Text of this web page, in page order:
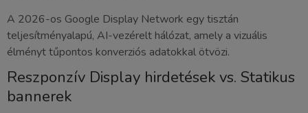
A 2026-os Google Display Network egy tisztán
teljesítményalapú, AI-vezérelt hálózat, amely a vizuális
élményt tűpontos konverziós adatokkal ötvözi.
Reszponzív Display hirdetések vs. Statikus
bannerek